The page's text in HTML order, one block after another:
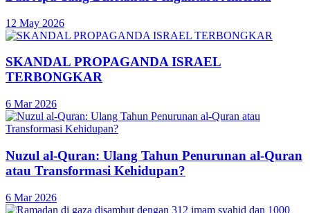
12 May 2026
SKANDAL PROPAGANDA ISRAEL
TERBONGKAR
6 Mar 2026
Nuzul al-Quran: Ulang Tahun Penurunan al-Quran
atau Transformasi Kehidupan?
6 Mar 2026